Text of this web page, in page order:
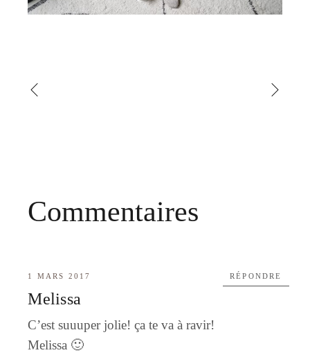
Commentaires
1 MARS 2017
Melissa
C’est suuuper jolie! ça te va à ravir!
Melissa 🙂
RÉPONDRE